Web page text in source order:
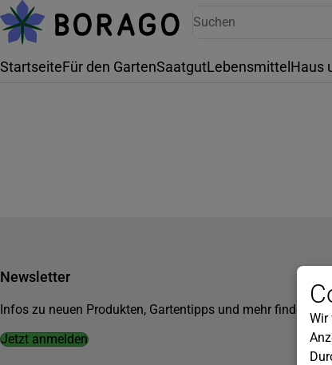
StartseiteFür den GartenSaatgutLebensmittel Haus
Newsletter
Infos zu neuen Produkten, Gartentipps und mehr findest du
Jetzt anmelden
Wir